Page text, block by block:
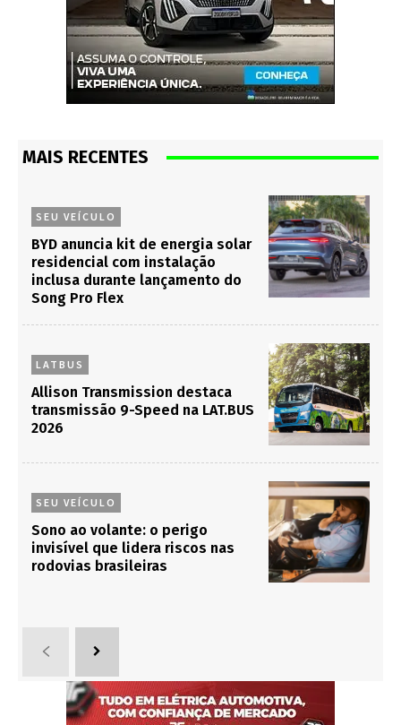
MAIS RECENTES
SEU VEÍCULO
BYD anuncia kit de energia solar
residencial com instalação
inclusa durante lançamento do
Song Pro Flex
LATBUS
Allison Transmission destaca
transmissão 9-Speed na LAT.BUS
2026
SEU VEÍCULO
Sono ao volante: o perigo
invisível que lidera riscos nas
rodovias brasileiras